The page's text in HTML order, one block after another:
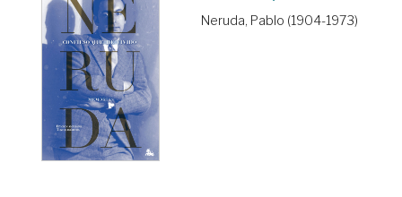
Neruda, Pablo (1904-1973)